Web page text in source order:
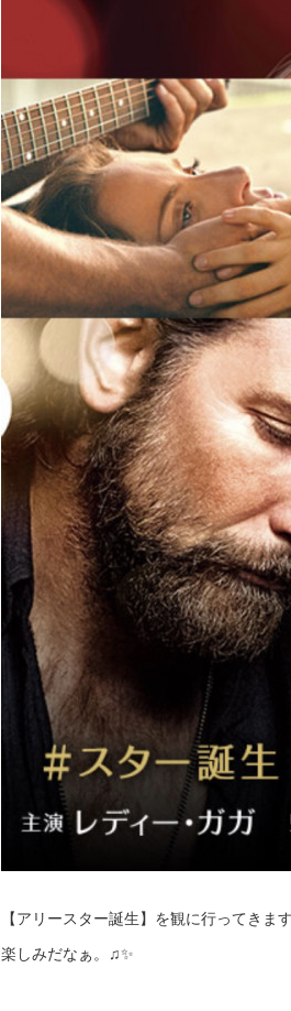
【アリースター誕生】を観に行ってきま
楽しみだなぁ。♫✨